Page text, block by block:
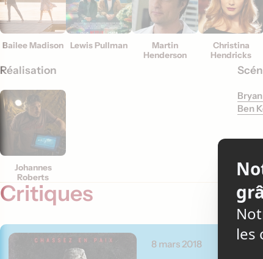
Bailee Madison Lewis Pullman
Martin
Henderson
Christina
Hendricks
Réalisation
Johannes
Roberts
Ben
Critiques
8 mars 2018